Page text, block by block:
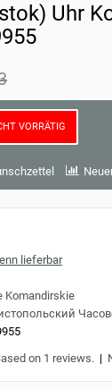
Uhr
VORRÄTIG
lieferbar
Komandirskie
on 1 reviews. |